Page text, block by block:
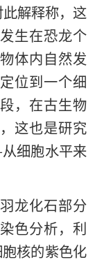
解释称，这
生在恐龙个
体内自然发
位到一个细
，在古生物
这也是研究
细胞水平来
龙化石部分
色分析，利
核的紫色化